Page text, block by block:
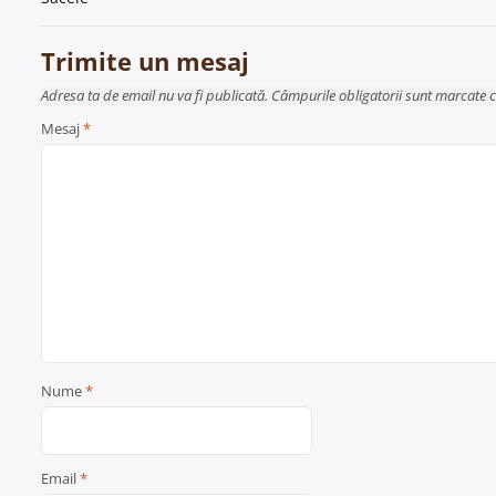
în
articole
Trimite un mesaj
Adresa ta de email nu va fi publicată. Câmpurile obligatorii sunt marcate
Mesaj*
Nume*
Email*